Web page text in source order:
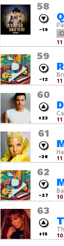
58
-19
59
-12
60
+23
61
-38
62
-27
63
+15